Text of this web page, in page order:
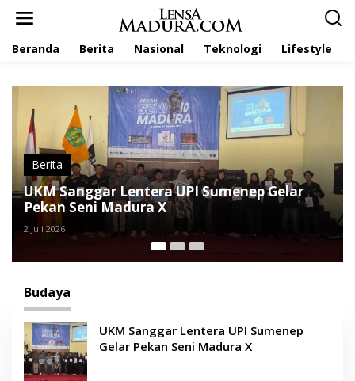
Beranda Berita Nasional Teknologi Lifestyle
Berita
Disbudporapar Sumenep Perkuat Ekosistem
Budaya Keris Lewat Kolaborasi Lintas Sektor
22 Juni 2026
Budaya
UKM Sanggar Lentera UPI Sumenep
Gelar Pekan Seni Madura X